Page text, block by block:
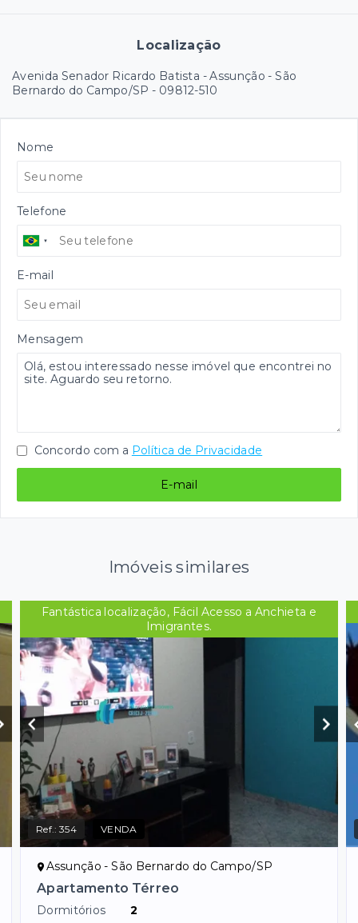
Localização
Avenida Senador Ricardo Batista - Assunção - São
Bernardo do Campo/SP - 09812-510
Nome
Telefone
E-mail
Mensagem
Concordo com a Política de Privacidade
E-mail
Imóveis similares
Fantástica localização, Fácil Acesso a Anchieta e
Imigrantes.
Ref.:354 VENDA
Assunção - São Bernardo do Campo/SP
Apartamento Térreo
Dormitórios
2